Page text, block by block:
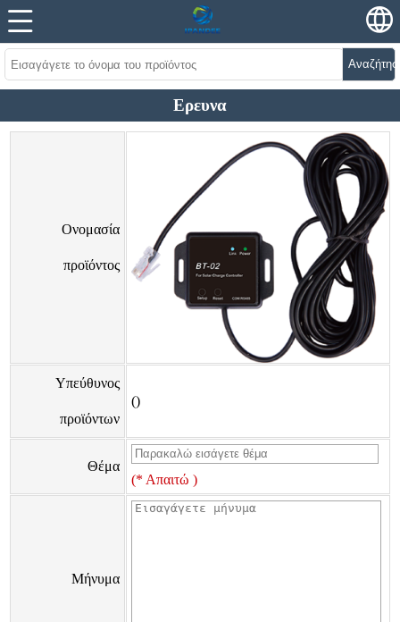
Ερευνα
Ονομασία
προϊόντος
Υπεύθυνος
προϊόντων
()
Θέμα
(* Απαιτώ )
Μήνυμα